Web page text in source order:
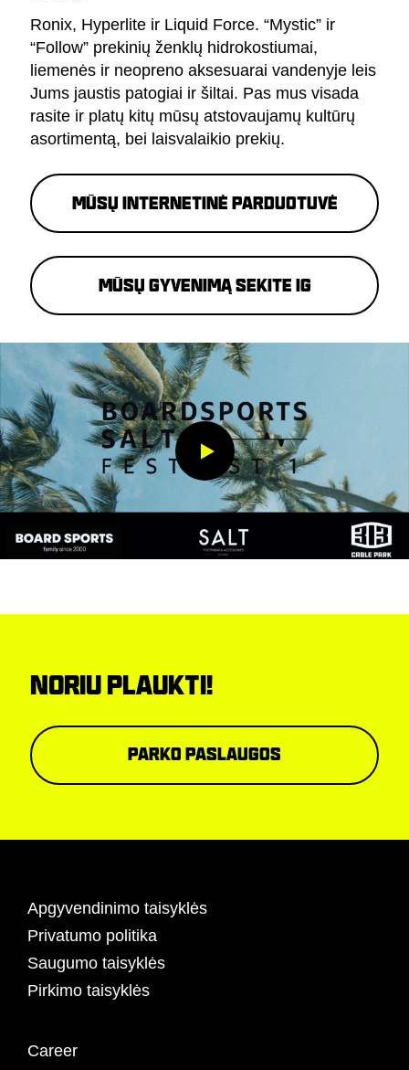
Ronix, Hyperlite ir Liquid Force. “Mystic” ir
“Follow” prekinių ženklų hidrokostiumai,
liemenės ir neopreno aksesuarai vandenyje leis
Jums jaustis patogiai ir šiltai. Pas mus visada
rasite ir platų kitų mūsų atstovaujamų kultūrų
asortimentą, bei laisvalaikio prekių.
Mūsų internetinė parduotuvė
Mūsų gyvenimą sekite IG
NORIU PLAUKTI!
Parko paslaugos
Apgyvendinimo taisyklės
Privatumo politika
Saugumo taisyklės
Pirkimo taisyklės
Career